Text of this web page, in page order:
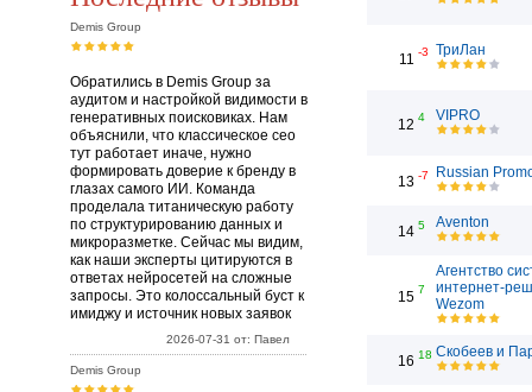
Demis Group
Обратились в Demis Group за
аудитом и настройкой видимости в
генеративных поисковиках. Нам
объяснили, что классическое сео
тут работает иначе, нужно
формировать доверие к бренду в
глазах самого ИИ. Команда
проделала титаническую работу
по структурированию данных и
микроразметке. Сейчас мы видим,
как наши эксперты цитируются в
ответах нейросетей на сложные
запросы. Это колоссальный буст к
имиджу и источник новых заявок
2026-07-31 от: Павел
Demis Group
11 -3 ТриЛан
12 4 VIPRO
13 -7 Russian
14 5 Aventon
15 7
Агентство
интернет-
Wezom
16 18 Скобеев и